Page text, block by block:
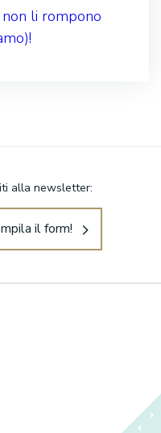
li rompono
alla newsletter:
il form!